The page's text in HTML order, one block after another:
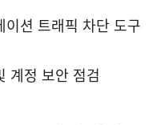
이션 트래픽 차단 도구
계정 보안 점검